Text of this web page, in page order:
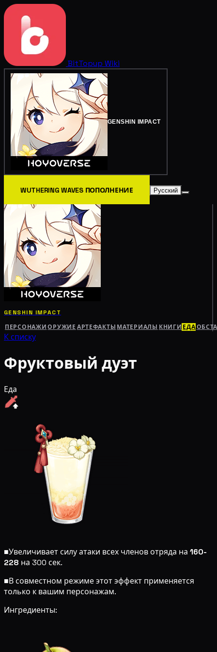
BitTopup Wiki
GENSHIN IMPACT
WUTHERING WAVES ПОПОЛНЕНИЕ Русский
GENSHIN IMPACT
ПЕРСОНАЖИ ОРУЖИЕ АРТЕФАКТЫ МАТЕРИАЛЫ КНИГИ ЕДА
К списку
Фруктовый дуэт
Еда
■Увеличивает силу атаки всех членов отряда на 160-
228 на 300 сек.
■В совместном режиме этот эффект применяется
только к вашим персонажам.
Ингредиенты: